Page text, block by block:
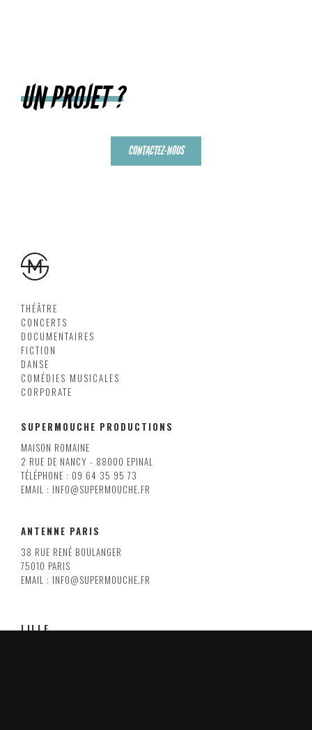
UN PROJET ?
CONTACTEZ-NOUS
THÉÂTRE
CONCERTS
DOCUMENTAIRES
FICTION
DANSE
COMÉDIES MUSICALES
CORPORATE
SUPERMOUCHE PRODUCTIONS
MAISON ROMAINE
2 RUE DE NANCY - 88000 EPINAL
TÉLÉPHONE : 09 64 35 95 73
EMAIL : INFO@SUPERMOUCHE.FR
ANTENNE PARIS
38 RUE RENÉ BOULANGER
75010 PARIS
EMAIL : INFO@SUPERMOUCHE.FR
LILLE